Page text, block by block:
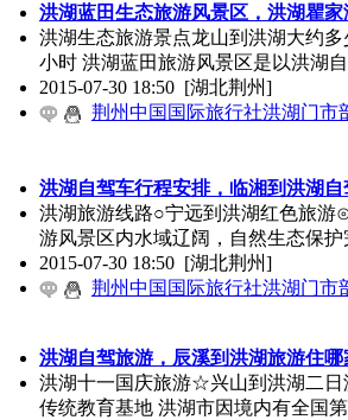
洪湖蓝田生态旅游风景区，洪湖瞿
洪湖生态旅游景点龙山到洪湖大约
小时 洪湖蓝田旅游风景区是以洪湖
2015-07-30 18:50 [湖北荆州]
荆州中国国际旅行社洪湖门市
洪湖自驾车行程安排，临湘到洪湖
洪湖旅游线路○宁远到洪湖红色旅游
游风景区内水域辽阔，自然生态保护
2015-07-30 18:50 [湖北荆州]
荆州中国国际旅行社洪湖门市
洪湖自驾旅游，辰溪到洪湖旅游住哪
洪湖十一国庆旅游☆兴山到洪湖二
传统教育基地 洪湖市因境内有全国